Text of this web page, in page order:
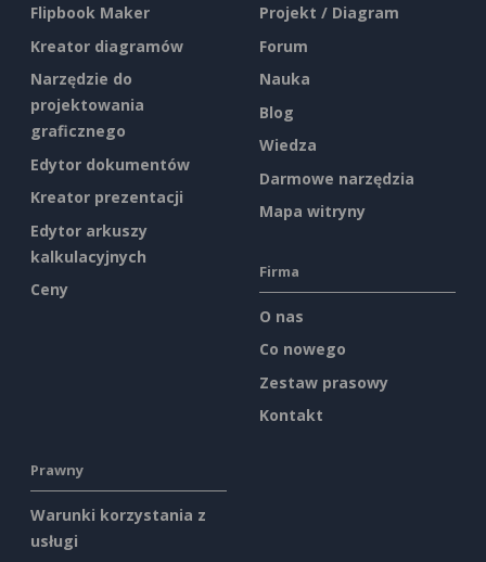
Flipbook Maker
Kreator diagramów
Narzędzie do
projektowania
graficznego
Edytor dokumentów
Kreator prezentacji
Edytor arkuszy
kalkulacyjnych
Ceny
Projekt / Diagram
Forum
Nauka
Blog
Wiedza
Darmowe narzędzia
Mapa witryny
Firma
O nas
Co nowego
Zestaw prasowy
Kontakt
Prawny
Warunki korzystania z
usługi